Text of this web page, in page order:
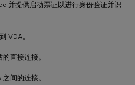
并提供启动票证以进行身份验证并识
VDA。
直接连接。
间的连接。